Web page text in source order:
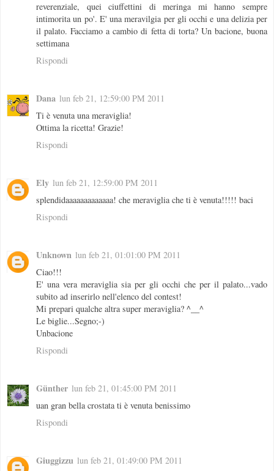
reverenziale, quei ciuffettini di meringa mi hanno sempre
intimorita un po'. E' una meravilgia per gli occhi e una delizia per
il palato. Facciamo a cambio di fetta di torta? Un bacione, buona
settimana
Rispondi
Dana lun feb 21, 12:59:00 PM 2011
Ti è venuta una meraviglia!
Ottima la ricetta! Grazie!
Rispondi
Ely lun feb 21, 12:59:00 PM 2011
splendidaaaaaaaaaaaaa! che meraviglia che ti è venuta!!!!! baci
Rispondi
Unknown lun feb 21, 01:01:00 PM 2011
Ciao!!!
E' una vera meraviglia sia per gli occhi che per il palato...vado
subito ad inserirlo nell'elenco del contest!
Mi prepari qualche altra super meraviglia? ^__^
Le biglie...Segno;-)
Unbacione
Rispondi
Günther lun feb 21, 01:45:00 PM 2011
uan gran bella crostata ti è venuta benissimo
Rispondi
Giuggizzu lun feb 21, 01:49:00 PM 2011